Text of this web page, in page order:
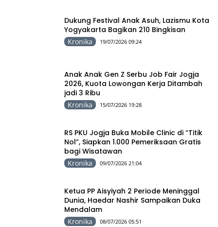
Dukung Festival Anak Asuh, Lazismu Kota
Yogyakarta Bagikan 210 Bingkisan
Kronika 19/07/2026 09:24
Anak Anak Gen Z Serbu Job Fair Jogja
2026, Kuota Lowongan Kerja Ditambah
jadi 3 Ribu
Kronika 15/07/2026 19:28
RS PKU Jogja Buka Mobile Clinic di “Titik
Nol”, Siapkan 1.000 Pemeriksaan Gratis
bagi Wisatawan
Kronika 09/07/2026 21:04
Ketua PP Aisyiyah 2 Periode Meninggal
Dunia, Haedar Nashir Sampaikan Duka
Mendalam
Kronika 08/07/2026 05:51